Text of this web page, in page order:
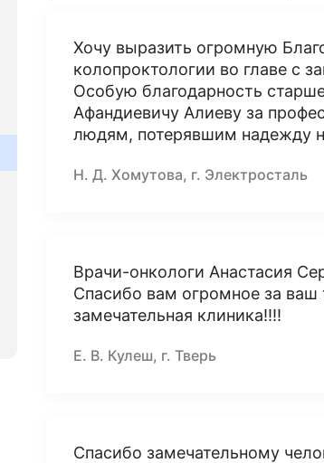
Хочу выразить огромную
колопроктологии во главе с
Особую благодарность
Афандиевичу Алиеву за
людям, потерявшим надежду
Н. Д. Хомутова, г. Электросталь
Врачи-онкологи Анастасия
Спасибо вам огромное за ваш
замечательная клиника!!!!
Е. В. Кулеш, г. Тверь
Спасибо замечательному